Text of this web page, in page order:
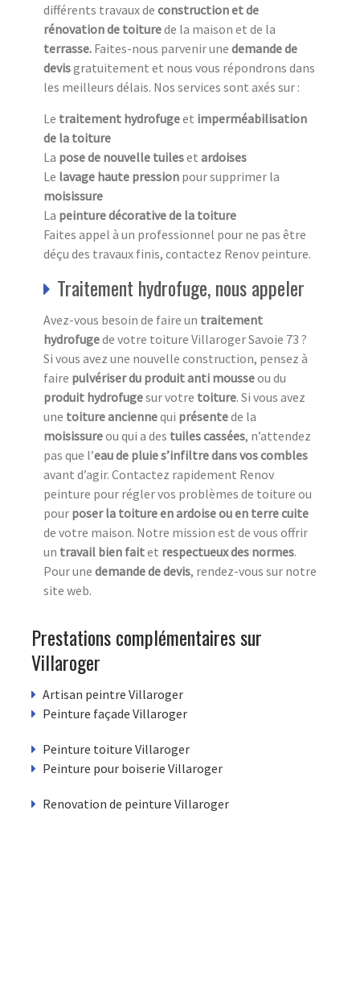
différents travaux de construction et de
rénovation de toiturede la maison et de la
terrasse. Faites-nous parvenir une demande de
devisgratuitement et nous vous répondrons dans
les meilleurs délais. Nos services sont axés sur :
Le traitement hydrofugeet imperméabilisation
de la toiture
La pose de nouvelle tuileset ardoises
Le lavage haute pression pour supprimer la
moisissure
La peinture décorative de la toiture
Faites appel à un professionnel pour ne pas être
déçu des travaux finis, contactez Renov peinture.
Traitement hydrofuge, nous appeler
Avez-vous besoin de faire un traitement
hydrofugede votre toiture Villaroger Savoie 73 ?
Si vous avez une nouvelle construction, pensez à
faire pulvériser du produit anti mousseou du
produit hydrofugesur votre toiture. Si vous avez
une toiture anciennequi présentede la
moisissureou qui a des tuiles cassées, n’attendez
pas que l’eau de pluie s’infiltre dans vos combles
avant d’agir. Contactez rapidement Renov
peinture pour régler vos problèmes de toiture ou
pour poser la toiture en ardoise ou en terre cuite
de votre maison. Notre mission est de vous offrir
un travail bien faitet respectueux des normes.
Pour une demande de devis, rendez-vous sur notre
site web.
Prestations complémentaires sur
Villaroger
Artisan peintre Villaroger
Peinture façade Villaroger
Peinture toiture Villaroger
Peinture pour boiserie Villaroger
Renovation de peinture Villaroger